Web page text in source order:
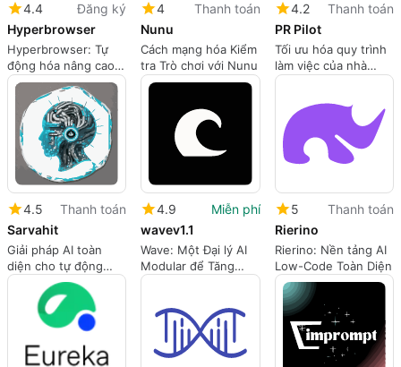
4.4
Đăng ký
Hyperbrowser
Hyperbrowser: Tự
động hóa nâng cao
cho các ứng dụng AI
4
Thanh toán
Nunu
Cách mạng hóa Kiểm
tra Trò chơi với Nunu
4.2
Thanh toán
PR Pilot
Tối ưu hóa quy trình
làm việc của nhà
phát triển với PR
4.5
Thanh toán
Sarvahit
Giải pháp AI toàn
diện cho tự động
hóa mã
4.9
Miễn phí
wavev1.1
Wave: Một Đại lý AI
Modular để Tăng
cường Năng suất
5
Thanh toán
Rierino
Rierino: Nền tảng AI
Low-Code Toàn Diện